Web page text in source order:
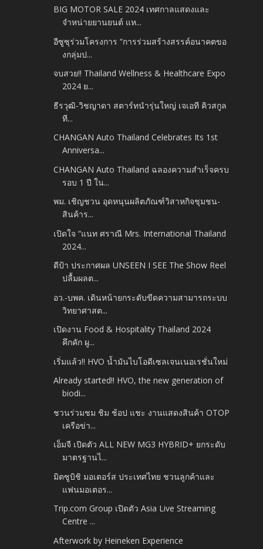
BIG MOTOR SALE 2024 เทศกาลแสดงและ
จำหน่ายยานยนต์ แห...
อีซูซุร่วมโครงการ “การร่วมสร้างสรรค์อนาคตขอ
งกลุ่มป...
จบสวย!! Thailand Wellness & Healthcare Expo
2024 ย...
ธีรวุฒิ-วิชญาดา สตาร์ทนำรุ่นใหญ่ เจเอที คิวสกูล
ที...
CHANGAN Auto Thailand Celebrates Its 1st
Anniversa...
CHANGAN Auto Thailand ฉลองความสำเร็จครบ
รอบ 1 ปี ใน...
พม. เชิญชวน อุดหนุนผลิตภัณฑ์วิสาหกิจชุมชน-
สินค้าร...
เปิดใจ “แนท ศราณี Mrs. International Thailand
2024...
ดีป้า ประกาศผล UNSEEN I SEE The Show Reel
ปลื้มผลต...
อว.-บพค. เดินหน้ายกระดับขีดความสามารถระบบ
วิทยาศาสต...
เปิดงาน Food & Hospitality Thailand 2024
คึกคัก ผู...
เริ่มแล้ว!! HVO น้ำมันไบโอดีเซลเจนเนอเรชั่นใหม่
Already started!! HVO, the new generation of
biodi...
ชวนร่วมชม ชิม ช้อป แชะ งานแสดงสินค้า OTOP
เครือข่า...
เอ็มจี เปิดตัว ALL NEW MG3 HYBRID+ ยกระดับ
มาตรฐานไ...
มิตซูบิชิ มอเตอร์ส ประเทศไทย ชวนลูกค้าและ
แฟนมอเตอร...
Trip.com Group เปิดตัว Asia Live Streaming
Centre ...
Afterwork by Heineken Experience